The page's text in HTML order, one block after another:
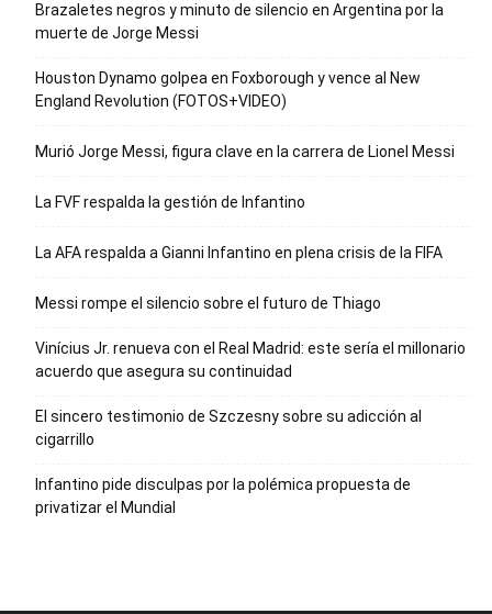
Brazaletes negros y minuto de silencio en Argentina por la
muerte de Jorge Messi
Houston Dynamo golpea en Foxborough y vence al New
England Revolution (FOTOS+VIDEO)
Murió Jorge Messi, figura clave en la carrera de Lionel Messi
La FVF respalda la gestión de Infantino
La AFA respalda a Gianni Infantino en plena crisis de la FIFA
Messi rompe el silencio sobre el futuro de Thiago
Vinícius Jr. renueva con el Real Madrid: este sería el millonario
acuerdo que asegura su continuidad
El sincero testimonio de Szczesny sobre su adicción al
cigarrillo
Infantino pide disculpas por la polémica propuesta de
privatizar el Mundial